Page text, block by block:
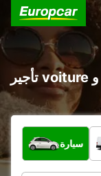
ما نوع المركبة؟
سيارة